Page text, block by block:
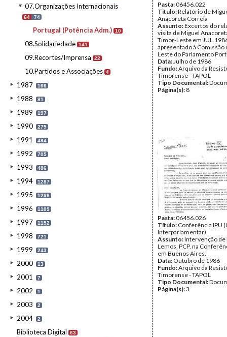
07.Organizações Internacionais
64 74
Portugal (Potência Adm.) 10
08.Solidariedade 141
09.Recortes/Imprensa 22
10.Partidos e Associações 4
1987 166
1988 81
1989 197
1990 275
1991 494
1992 705
1993 486
1994 1287
1995 1298
1996 1109
1997 1152
1998 721
1999 243
2000 13
2001 7
2002 1
2003 2
2004 2
Biblioteca Digital 63
Pasta:06456.022
Título:Relatório de
Anacoreta Correia
Assunto:Excertos do
visita de Miguel
Timor-Leste em
apresentado à Comissão
Leste do Parlamento
Data:Julho de 1986
Fundo:Arquivo da
Timorense - TAPOL
Tipo Documental:
Página(s): 8
Pasta:06456.026
Título: Conferência IPU
Interparlamentar)
Assunto:Intervenção de
Lemos, PCP, na
em Buenos Aires.
Data: Outubro de 1986
Fundo:Arquivo da
Timorense - TAPOL
Tipo Documental:
Página(s):3